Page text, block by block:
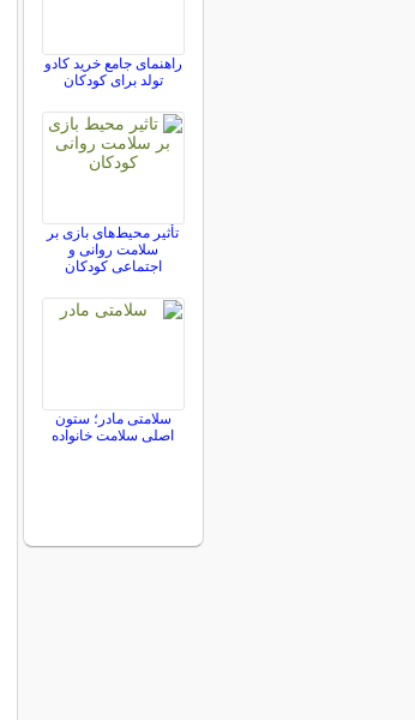
راهنمای جامع خرید کادو
تولد برای کودکان
تأثیر محیط‌های بازی بر
سلامت روانی و
اجتماعی کودکان
سلامتی مادر؛ ستون
اصلی سلامت خانواده